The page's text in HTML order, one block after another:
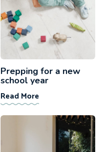
Prepping for a new
school year
Read More